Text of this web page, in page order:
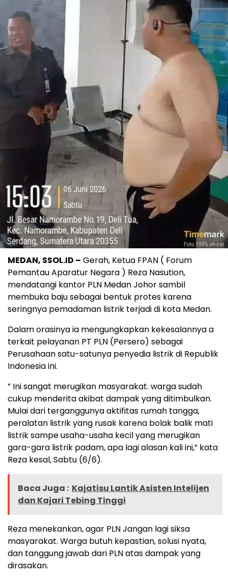
MEDAN, SSOL.ID – Gerah, Ketua FPAN ( Forum
Pemantau Aparatur Negara ) Reza Nasution,
mendatangi kantor PLN Medan Johor sambil
membuka baju sebagai bentuk protes karena
seringnya pemadaman listrik terjadi di kota Medan.
Dalam orasinya ia mengungkapkan kekesalannya a
terkait pelayanan PT PLN (Persero) sebagai
Perusahaan satu-satunya penyedia listrik di Republik
Indonesia ini.
” Ini sangat merugikan masyarakat. warga sudah
cukup menderita akibat dampak yang ditimbulkan.
Mulai dari terganggunya aktifitas rumah tangga,
peralatan listrik yang rusak karena bolak balik mati
listrik sampe usaha-usaha kecil yang merugikan
gara-gara listrik padam, apa lagi alasan kali ini,” kata
Reza kesal, Sabtu (6/6).
Baca Juga : Kajatisu Lantik Asisten Intelijen
dan Kajari Tebing Tinggi
Reza menekankan, agar PLN Jangan lagi siksa
masyarakat. Warga butuh kepastian, solusi nyata,
dan tanggung jawab dari PLN atas dampak yang
dirasakan.